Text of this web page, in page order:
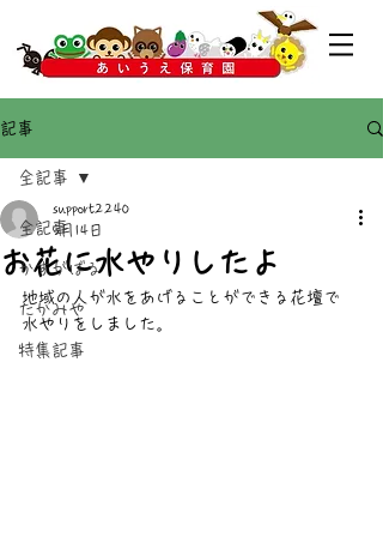
記事
全記事
かすがばる
たかみや
特集記事
全記事
お花に水やりしたよ
support2240
5月14日
地域の人が水をあげることができる花壇で
水やりをしました。